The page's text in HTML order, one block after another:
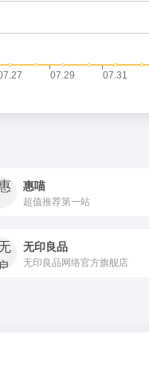
惠喵
超值推荐第一站
无印良品
无印良品网络官方旗舰店